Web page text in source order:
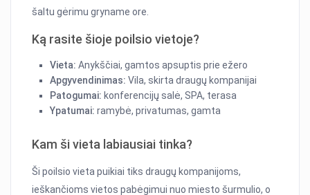
šaltu gėrimu gryname ore.
Ką rasite šioje poilsio vietoje?
Vieta: Anykščiai, gamtos apsuptis prie ežero
Apgyvendinimas: Vila, skirta draugų kompanijai
Patogumai: konferencijų salė, SPA, terasa
Ypatumai: ramybė, privatumas, gamta
Kam ši vieta labiausiai tinka?
Ši poilsio vieta puikiai tiks draugų kompanijoms,
ieškančioms vietos pabėgimui nuo miesto šurmulio, o